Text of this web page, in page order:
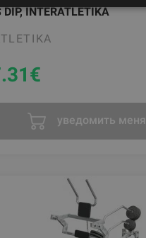
DIP, INTERATLETIKA
€
уведомить меня